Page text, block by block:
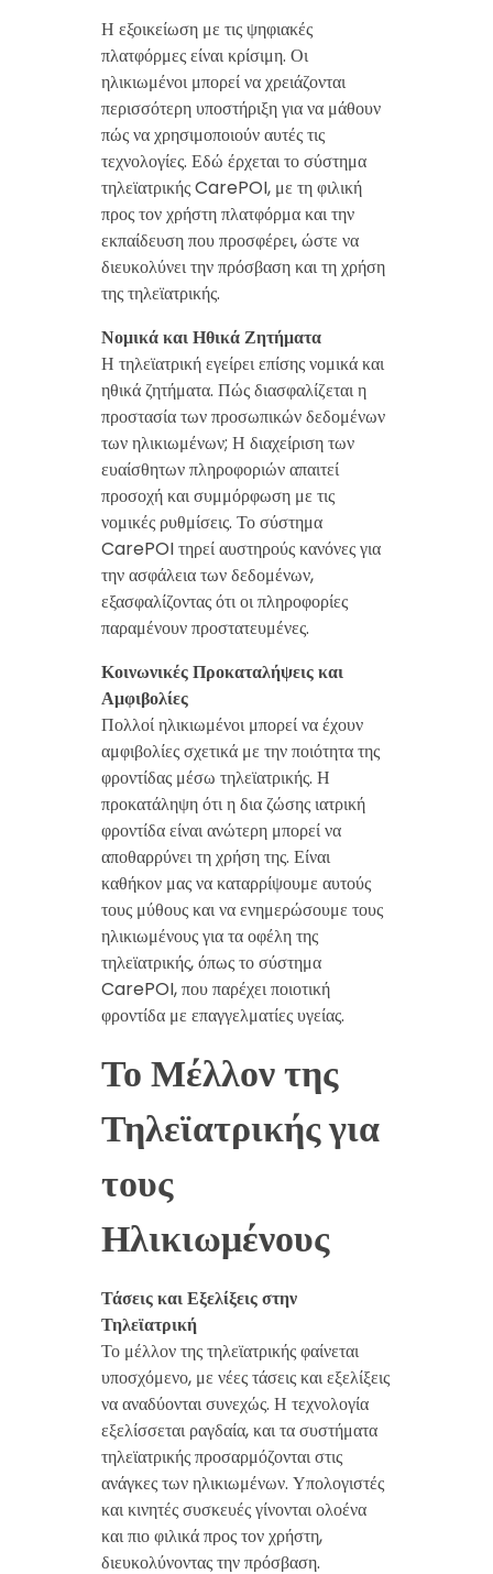
Η εξοικείωση με τις ψηφιακές
πλατφόρμες είναι κρίσιμη. Οι
ηλικιωμένοι μπορεί να χρειάζονται
περισσότερη υποστήριξη για να μάθουν
πώς να χρησιμοποιούν αυτές τις
τεχνολογίες. Εδώ έρχεται το σύστημα
τηλεϊατρικής CarePOI, με τη φιλική
προς τον χρήστη πλατφόρμα και την
εκπαίδευση που προσφέρει, ώστε να
διευκολύνει την πρόσβαση και τη χρήση
της τηλεϊατρικής.
Νομικά και Ηθικά Ζητήματα
Η τηλεϊατρική εγείρει επίσης νομικά και
ηθικά ζητήματα. Πώς διασφαλίζεται η
προστασία των προσωπικών δεδομένων
των ηλικιωμένων; Η διαχείριση των
ευαίσθητων πληροφοριών απαιτεί
προσοχή και συμμόρφωση με τις
νομικές ρυθμίσεις. Το σύστημα
CarePOI τηρεί αυστηρούς κανόνες για
την ασφάλεια των δεδομένων,
εξασφαλίζοντας ότι οι πληροφορίες
παραμένουν προστατευμένες.
Κοινωνικές Προκαταλήψεις και
Αμφιβολίες
Πολλοί ηλικιωμένοι μπορεί να έχουν
αμφιβολίες σχετικά με την ποιότητα της
φροντίδας μέσω τηλεϊατρικής. Η
προκατάληψη ότι η δια ζώσης ιατρική
φροντίδα είναι ανώτερη μπορεί να
αποθαρρύνει τη χρήση της. Είναι
καθήκον μας να καταρρίψουμε αυτούς
τους μύθους και να ενημερώσουμε τους
ηλικιωμένους για τα οφέλη της
τηλεϊατρικής, όπως το σύστημα
CarePOI, που παρέχει ποιοτική
φροντίδα με επαγγελματίες υγείας.
Το Μέλλον της
Τηλεϊατρικής για
τους
Ηλικιωμένους
Τάσεις και Εξελίξεις στην
Τηλεϊατρική
Το μέλλον της τηλεϊατρικής φαίνεται
υποσχόμενο, με νέες τάσεις και εξελίξεις
να αναδύονται συνεχώς. Η τεχνολογία
εξελίσσεται ραγδαία, και τα συστήματα
τηλεϊατρικής προσαρμόζονται στις
ανάγκες των ηλικιωμένων. Υπολογιστές
και κινητές συσκευές γίνονται ολοένα
και πιο φιλικά προς τον χρήστη,
διευκολύνοντας την πρόσβαση.